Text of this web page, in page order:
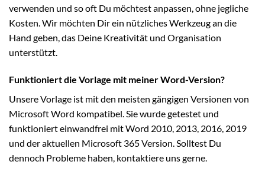
verwenden und so oft Du möchtest anpassen, ohne jegliche
Kosten. Wir möchten Dir ein nützliches Werkzeug an die
Hand geben, das Deine Kreativität und Organisation
unterstützt.
Funktioniert die Vorlage mit meiner Word-Version?
Unsere Vorlage ist mit den meisten gängigen Versionen von
Microsoft Word kompatibel. Sie wurde getestet und
funktioniert einwandfrei mit Word 2010, 2013, 2016, 2019
und der aktuellen Microsoft 365 Version. Solltest Du
dennoch Probleme haben, kontaktiere uns gerne.